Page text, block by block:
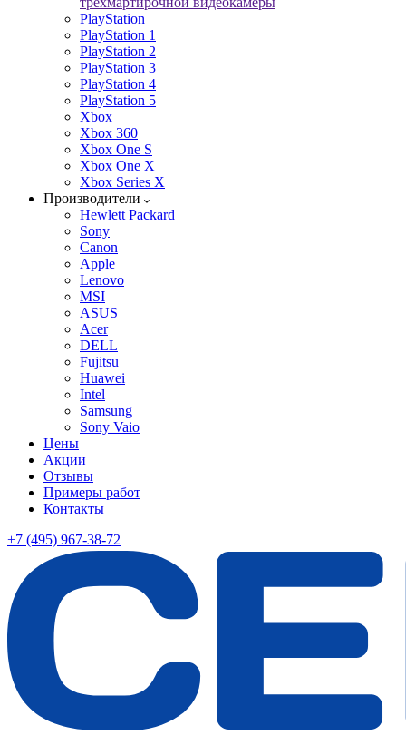
PlayStation
PlayStation 1
PlayStation 2
PlayStation 3
PlayStation 4
PlayStation 5
Xbox
Xbox 360
Xbox One S
Xbox One X
Xbox Series X
Производители
Hewlett Packard
Sony
Canon
Apple
Lenovo
MSI
ASUS
Acer
DELL
Fujitsu
Huawei
Intel
Samsung
Sony Vaio
Цены
Акции
Отзывы
Примеры работ
Контакты
+7 (495) 967-38-72